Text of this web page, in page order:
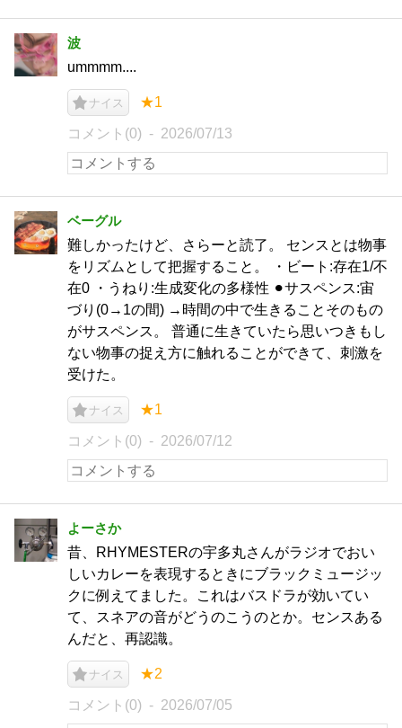
波
ummmm....
ナイス ★1
コメント(0) 2026/07/13
ベーグル
難しかったけど、さらーと読了。 センスとは物事
をリズムとして把握すること。 ・ビート:存在1/不
在0 ・うねり:生成変化の多様性 ⚫︎サスペンス:宙
づり(0→1の間) →時間の中で生きることそのもの
がサスペンス。 普通に生きていたら思いつきもし
ない物事の捉え方に触れることができて、刺激を
受けた。
ナイス ★1
コメント(0) 2026/07/12
よーさか
昔、RHYMESTERの宇多丸さんがラジオでおい
しいカレーを表現するときにブラックミュージッ
クに例えてました。これはバスドラが効いてい
て、スネアの音がどうのこうのとか。センスある
んだと、再認識。
ナイス ★2
コメント(0) 2026/07/05